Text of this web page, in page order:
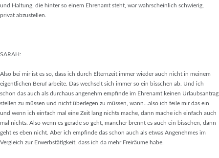
und Haltung, die hinter so einem Ehrenamt steht, war wahrscheinlich schwierig,
privat abzustellen.
SARAH:
Also bei mir ist es so, dass ich durch Elternzeit immer wieder auch nicht in meinem
eigentlichen Beruf arbeite. Das wechselt sich immer so ein bisschen ab. Und ich
schon das auch als durchaus angenehm empfinde im Ehrenamt keinen Urlaubsantrag
stellen zu müssen und nicht überlegen zu müssen, wann…also ich teile mir das ein
und wenn ich einfach mal eine Zeit lang nichts mache, dann mache ich einfach auch
mal nichts. Also wenn es gerade so geht, mancher brennt es auch ein bisschen, dann
geht es eben nicht. Aber ich empfinde das schon auch als etwas Angenehmes im
Vergleich zur Erwerbstätigkeit, dass ich da mehr Freiräume habe.